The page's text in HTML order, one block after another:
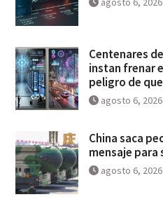
Centenares
instan frenar
peligro de
agosto 6, 2026
China saca
mensaje para
agosto 6, 2026